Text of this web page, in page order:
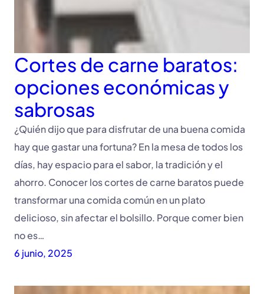
Cortes de carne baratos:
opciones económicas y
sabrosas
¿Quién dijo que para disfrutar de una buena comida
hay que gastar una fortuna? En la mesa de todos los
días, hay espacio para el sabor, la tradición y el
ahorro. Conocer los cortes de carne baratos puede
transformar una comida común en un plato
delicioso, sin afectar el bolsillo. Porque comer bien
no es…
6 junio, 2025